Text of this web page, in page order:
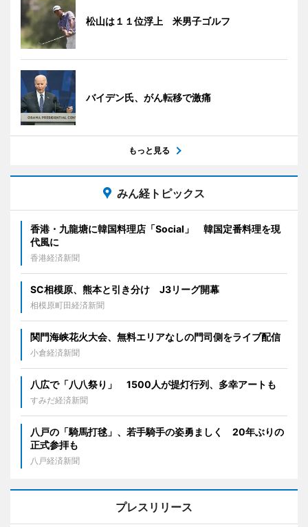
松山は１１位浮上 米男子ゴルフ
バイデン氏、がん転移で激痛
もっと見る
みん経トピックス
香港・九龍塘に韓国料理店「Social」 韓国定番料理を現
代風に
香港経済新聞
SC相模原、熊本と引き分け J3リーグ開幕
相模原町田経済新聞
関門海峡花火大会、無料エリアなしの門司側をライブ配信
小倉経済新聞
八広で「八八祭り」 1500人が提灯行列、多幸アートも
すみだ経済新聞
八戸の「騎馬打毬」、若手騎手の姿勇ましく 20年ぶりの
正式参拝も
八戸経済新聞
プレスリリース